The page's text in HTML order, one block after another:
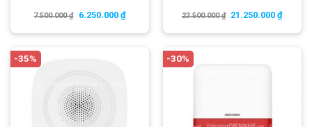
7.500.000₫ 6.250.000 ₫ 23.500.000₫ 21.250.000₫
-35% -30%